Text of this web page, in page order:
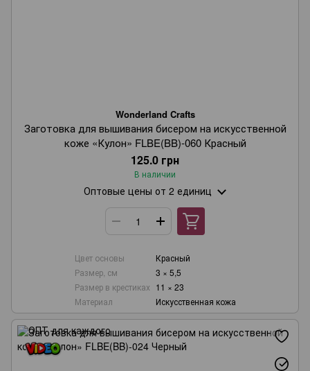
Wonderland Crafts
Заготовка для вышивания бисером на искусственной
коже «Кулон» FLBE(BB)-060 Красный
125.0 грн
В наличии
Оптовые цены от 2 единиц
Цвет основы
Красный
Размер, см
3 × 5,5
Размер в крестиках 11 × 23
Материал
Искусственная кожа